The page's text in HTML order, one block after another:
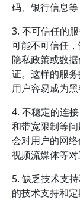
码、银行信息等
3. 不可信任的
可能不可信任
隐私政策或数
证。这样的服
用户容易成为黑
4. 不稳定的连
和带宽限制等
会对用户的网
视频流媒体等对
5. 缺乏技术支
的技术支持和